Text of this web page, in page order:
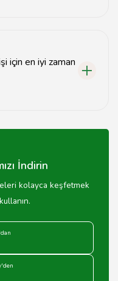
için en iyi zaman
İndirin
kolayca keşfetmek